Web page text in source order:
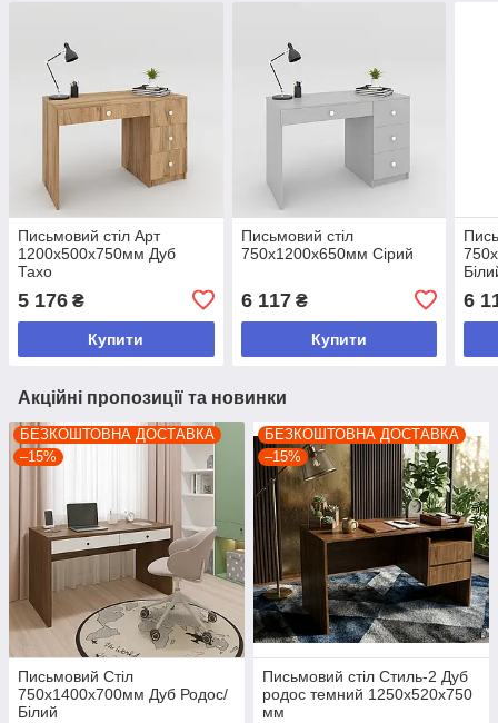
Письмовий стіл Арт
1200х500х750мм Дуб
Тахо
5 176 ₴
Купити
Письмовий стіл
750х1200х650мм Сірий
6 117₴
Купити
6
Акційні пропозиції та новинки
БЕЗКОШТОВНА ДОСТАВКА
–15%
Письмовий Стіл
750х1400х700мм Дуб Родос/
Білий
БЕЗКОШТОВНА ДОСТАВКА
–15%
Письмовий стіл Стиль-2 Дуб
родос темний 1250х520х750
мм